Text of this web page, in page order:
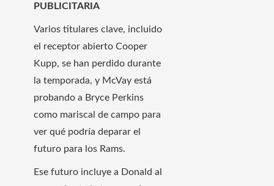
PUBLICITARIA
Varios titulares clave, incluido
el receptor abierto Cooper
Kupp, se han perdido durante
la temporada, y McVay está
probando a Bryce Perkins
como mariscal de campo para
ver qué podría deparar el
futuro para los Rams.
Ese futuro incluye a Donald al